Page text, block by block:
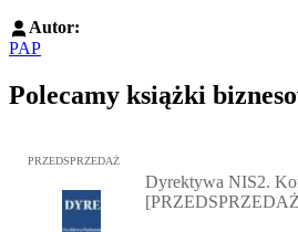
Autor:
PAP
Polecamy książki
Przejdź do: Dyrektywa NIS2.
PRZEDSPRZEDAŻ
Dyrektywa NIS2.